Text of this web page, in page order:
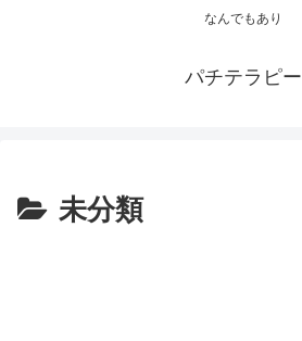
なんでもあり
パチテラピー
未分類